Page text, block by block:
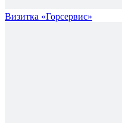
Визитка «Горсервис»